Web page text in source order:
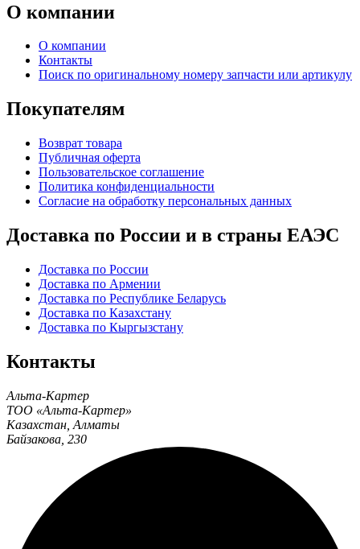
О компании
О компании
Контакты
Поиск по оригинальному номеру запчасти или артикулу
Покупателям
Возврат товара
Публичная оферта
Пользовательское соглашение
Политика конфиденциальности
Согласие на обработку персональных данных
Доставка по России и в страны ЕАЭС
Доставка по России
Доставка по Армении
Доставка по Республике Беларусь
Доставка по Казахстану
Доставка по Кыргызстану
Контакты
Альта-Картер
ТОО «Альта-Картер»
Казахстан Алматы
Байзакова, 230